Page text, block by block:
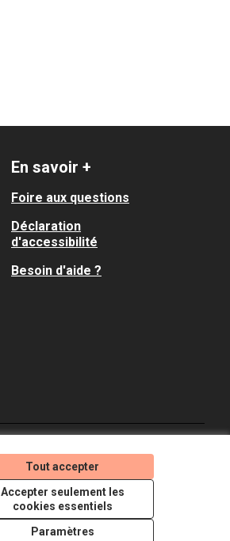
Tout accepter
Accepter seulement les
cookies essentiels
Paramètres
En savoir +
Foire aux questions
Déclaration
d'accessibilité
Besoin d'aide ?
(Lien externe)
(Lien externe)
(Lien externe)
Licence Creative
(Lien externe)